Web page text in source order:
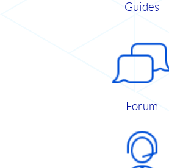
Guides
Forum